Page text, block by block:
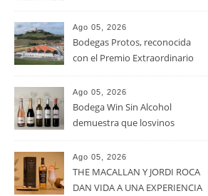
Ago 05, 2026
Bodegas Protos, reconocida
con el Premio Extraordinario
casi un siglo de excelencia
vitivinícola
Ago 05, 2026
Bodega Win Sin Alcohol
demuestra que losvinos
calidadcomienzan a diseñarse
en el viñedo
Ago 05, 2026
THE MACALLAN Y JORDI ROCA
DAN VIDA A UNA EXPERIENCIA